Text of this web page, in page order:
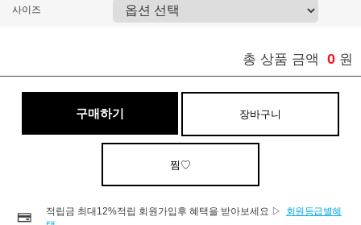
사이즈
총 상품 금액 0 원
구매하기 장바구니
찜♡
적립금 최대12%적립 회원가입후 혜택을 받아보세요 ▷
회원등급별혜